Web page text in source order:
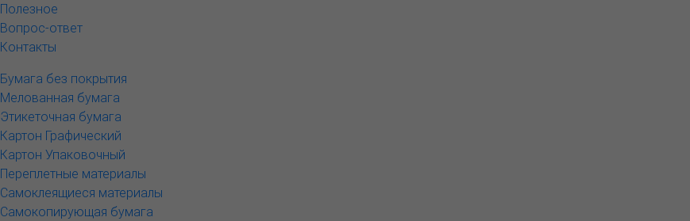
Полезное
Вопрос-ответ
Контакты
Бумага без покрытия
Мелованная бумага
Этикеточная бумага
Картон Графический
Картон Упаковочный
Переплетные материалы
Самоклеящиеся материалы
Самокопирующая бумага